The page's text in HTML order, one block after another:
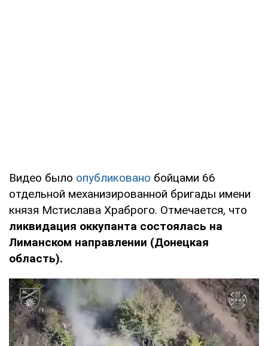
Видео было опубликовано бойцами 66
отдельной механизированной бригады имени
князя Мстислава Храброго. Отмечается, что
ликвидация оккупанта состоялась на
Лиманском направлении (Донецкая
область).